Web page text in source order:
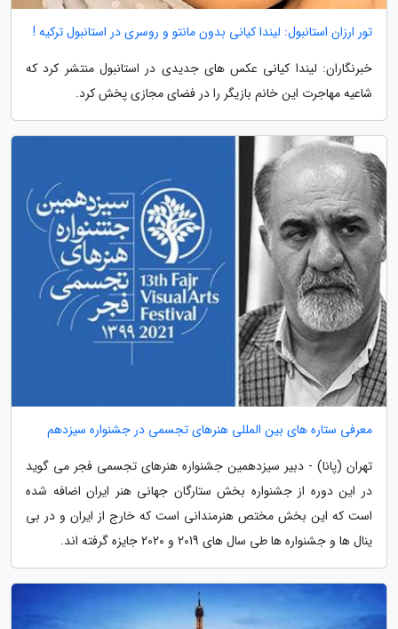
تور ارزان استانبول: لیندا کیانی بدون مانتو و روسری در استانبول ترکیه !
خبرنگاران: لیندا کیانی عکس های جدیدی در استانبول منتشر کرد که
شاعیه مهاجرت این خانم بازیگر را در فضای مجازی پخش کرد.
معرفی ستاره های بین المللی هنرهای تجسمی در جشنواره سیزدهم
تهران (پانا) - دبیر سیزدهمین جشنواره هنرهای تجسمی فجر می گوید
در این دوره از جشنواره بخش ستارگان جهانی هنر ایران اضافه شده
است که این بخش مختص هنرمندانی است که خارج از ایران و در بی
ینال ها و جشنواره ها طی سال های 2019 و 2020 جایزه گرفته اند.